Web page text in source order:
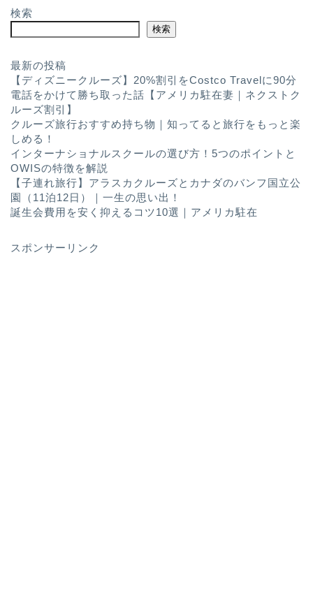
検索
検索
最新の投稿
【ディズニークルーズ】20%割引をCostco Travelに90分
電話をかけて勝ち取った話【アメリカ駐在妻｜ネクストク
ルーズ割引】
クルーズ旅行おすすめ持ち物｜知ってると旅行をもっと楽
しめる！
インターナショナルスクールの選び方！5つのポイントと
OWISの特徴を解説
【子連れ旅行】アラスカクルーズとカナダのバンフ国立公
園（11泊12日）｜一生の思い出！
誕生会費用を安く抑えるコツ10選｜アメリカ駐在
スポンサーリンク